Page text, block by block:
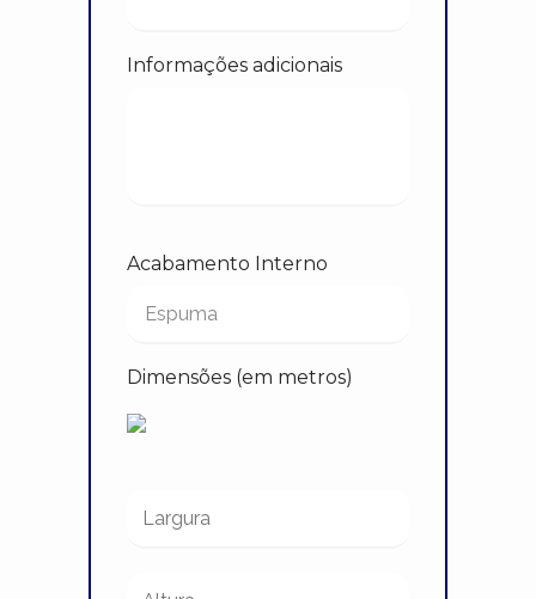
Informações adicionais
Acabamento Interno
Dimensões (em metros)